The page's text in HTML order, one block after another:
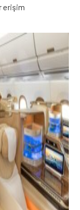
erişim